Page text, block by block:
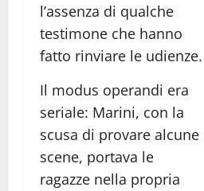
l’assenza di qualche
testimone che hanno
fatto rinviare le udienze.
Il modus operandi era
seriale: Marini, con la
scusa di provare alcune
scene, portava le
ragazze nella propria